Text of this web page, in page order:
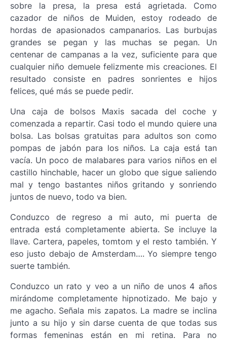
sobre la presa, la presa está agrietada. Como
cazador de niños de Muiden, estoy rodeado de
hordas de apasionados campanarios. Las burbujas
grandes se pegan y las muchas se pegan. Un
centenar de campanas a la vez, suficiente para que
cualquier niño demuele felizmente mis creaciones. El
resultado consiste en padres sonrientes e hijos
felices, qué más se puede pedir.
Una caja de bolsos Maxis sacada del coche y
comenzada a repartir. Casi todo el mundo quiere una
bolsa. Las bolsas gratuitas para adultos son como
pompas de jabón para los niños. La caja está tan
vacía. Un poco de malabares para varios niños en el
castillo hinchable, hacer un globo que sigue saliendo
mal y tengo bastantes niños gritando y sonriendo
juntos de nuevo, todo va bien.
Conduzco de regreso a mi auto, mi puerta de
entrada está completamente abierta. Se incluye la
llave. Cartera, papeles, tomtom y el resto también. Y
eso justo debajo de Amsterdam…. Yo siempre tengo
suerte también.
Conduzco un rato y veo a un niño de unos 4 años
mirándome completamente hipnotizado. Me bajo y
me agacho. Señala mis zapatos. La madre se inclina
junto a su hijo y sin darse cuenta de que todas sus
formas femeninas están en mi retina. Para no